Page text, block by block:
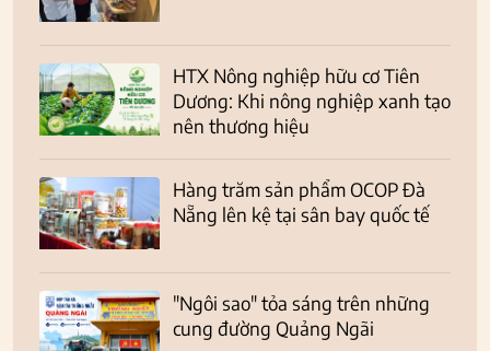
HTX Nông nghiệp hữu cơ Tiên
Dương: Khi nông nghiệp xanh tạo
nên thương hiệu
Hàng trăm sản phẩm OCOP Đà
Nẵng lên kệ tại sân bay quốc tế
"Ngôi sao" tỏa sáng trên những
cung đường Quảng Ngãi